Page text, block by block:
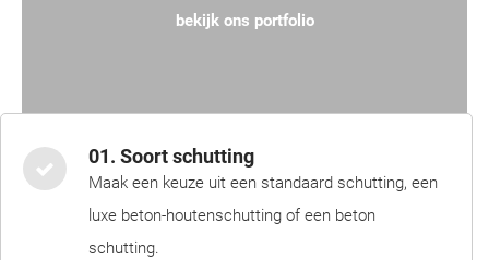
bekijk ons portfolio
01. Soort schutting
Maak een keuze uit een standaard schutting, een
luxe beton-houtenschutting of een beton
schutting.